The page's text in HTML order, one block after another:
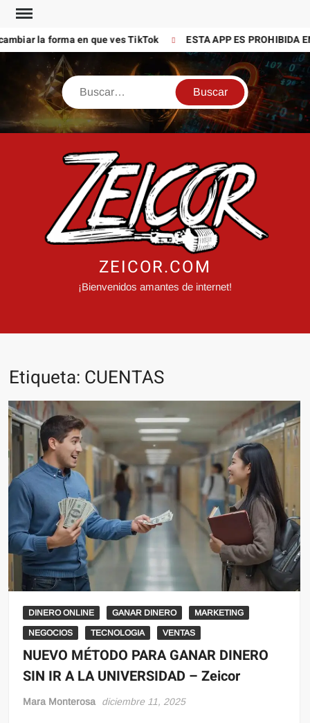
Saltar
contenidola forma en que ves TikTok ESTA APP ES PROHIBIDA
Buscar
ZEICOR.COM
¡Bienvenidos amantes de internet!
Etiqueta: CUENTAS
DINERO ONLINE GANAR DINERO MARKETING
NEGOCIOS TECNOLOGIA VENTAS
NUEVO MÉTODO PARA GANAR DINERO
SIN IR A LA UNIVERSIDAD – Zeicor
Mara Monterosa diciembre 11, 2025